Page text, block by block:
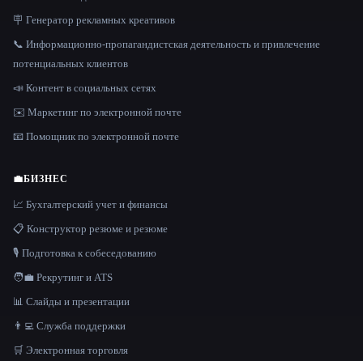
🪧 Генератор рекламных креативов
📞 Информационно-пропагандистская деятельность и привлечение
потенциальных клиентов
📣 Контент в социальных сетях
✉️ Маркетинг по электронной почте
📧 Помощник по электронной почте
💼БИЗНЕС
📈 Бухгалтерский учет и финансы
📋 Конструктор резюме и резюме
🎙️ Подготовка к собеседованию
🧑‍💼 Рекрутинг и ATS
📊 Слайды и презентации
👨‍💻 Служба поддержки
🛒 Электронная торговля